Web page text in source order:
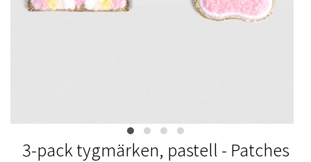
3-pack tygmärken, pastell - Patches